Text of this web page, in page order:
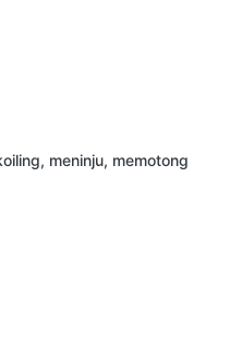
meninju, memotong